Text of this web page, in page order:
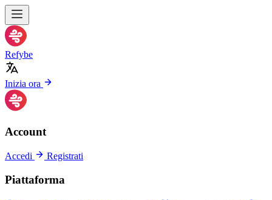
Refybe
Inizia ora
Account
Accedi Registrati
Piattaforma